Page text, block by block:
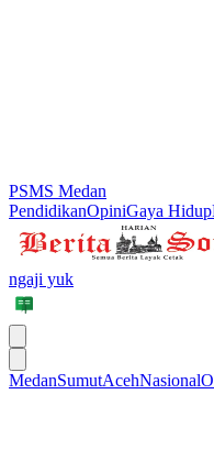
PSMS Medan
PendidikanOpiniGaya Hidup
ngaji yuk
MedanSumutAcehNasional